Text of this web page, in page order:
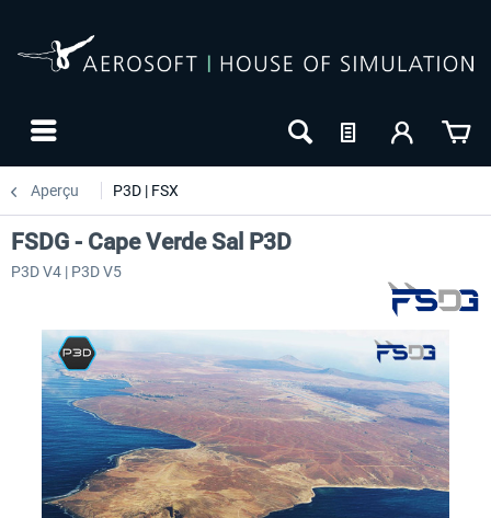
Aperçu P3D | FSX
FSDG - Cape Verde Sal P3D
P3D V4 | P3D V5